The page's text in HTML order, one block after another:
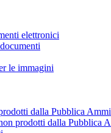
elettronici
le immagini
dalla Pubblica
prodotti dalla Pubblica